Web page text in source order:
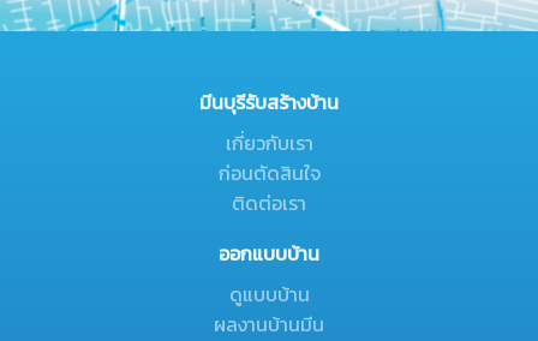
มีนบุรีรับสร้างบ้าน
เกี่ยวกับเรา
ก่อนตัดสินใจ
ติดต่อเรา
ออกแบบบ้าน
ดูแบบบ้าน
ผลงานบ้านมีน